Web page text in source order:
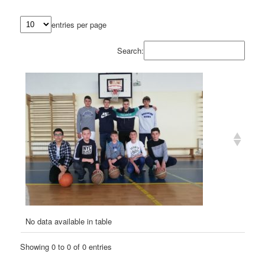
entries per page
Search:
No data available in table
Showing 0 to 0 of 0 entries